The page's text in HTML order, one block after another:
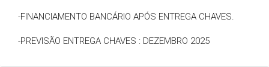
-FINANCIAMENTO BANCÁRIO APÓS ENTREGA CHAVES.
-PREVISÃO ENTREGA CHAVES : DEZEMBRO 2025